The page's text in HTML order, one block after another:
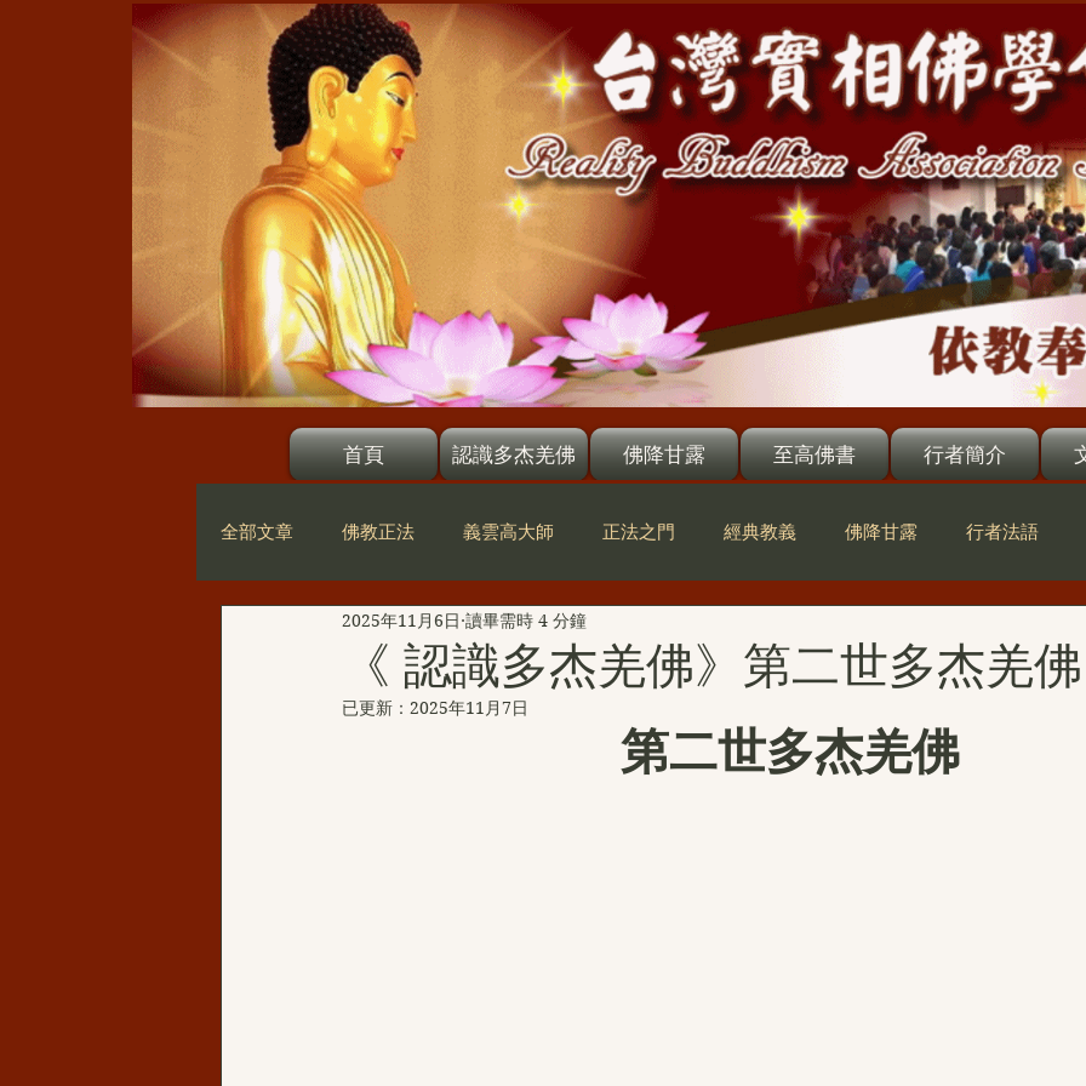
首頁 認識多杰羌佛 佛降甘露 至高佛書 行者簡介
全部文章 佛教正法 義雲高大師 正法之門 經典教義 佛降甘露 行者法語
第三世多杰羌佛辦公室公告 世界佛教總部公告
第三世多杰羌佛文化藝術館 H.H.第三世多杰羌佛詩詞歌
《 認識多杰羌佛》第二世多杰羌佛
2025年11月6日 讀畢需時 4 分鐘
已更新： 2025年11月7日
第二世多杰羌佛